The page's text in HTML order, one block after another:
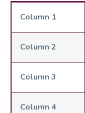
Column 1
Column 2
Column 3
Column 4